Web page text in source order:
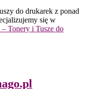
do drukarek z ponad
się w
Tonery i Tusze do